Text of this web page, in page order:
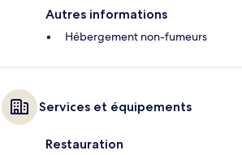
Autres informations
Hébergement non-fumeurs
Services et équipements
Restauration